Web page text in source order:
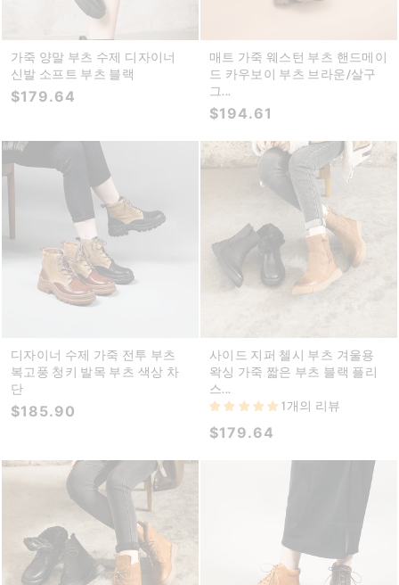
가죽 양말 부츠 수제 디자이너
신발 소프트 부츠 블랙
$179.64
매트 가죽 웨스턴 부츠 핸드메이
드 카우보이 부츠 브라운/살구
그...
$194.61
디자이너 수제 가죽 전투 부츠
복고풍 청키 발목 부츠 색상 차
단
$185.90
사이드 지퍼 첼시 부츠 겨울용
왁싱 가죽 짧은 부츠 블랙 플리
스...
1개의 리뷰
$179.64